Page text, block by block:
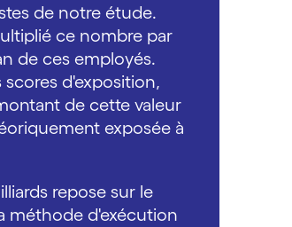
de notre étude.
ce nombre par
de ces employés.
scores d'exposition,
de cette valeur
exposée à
repose sur le
méthode d'exécution